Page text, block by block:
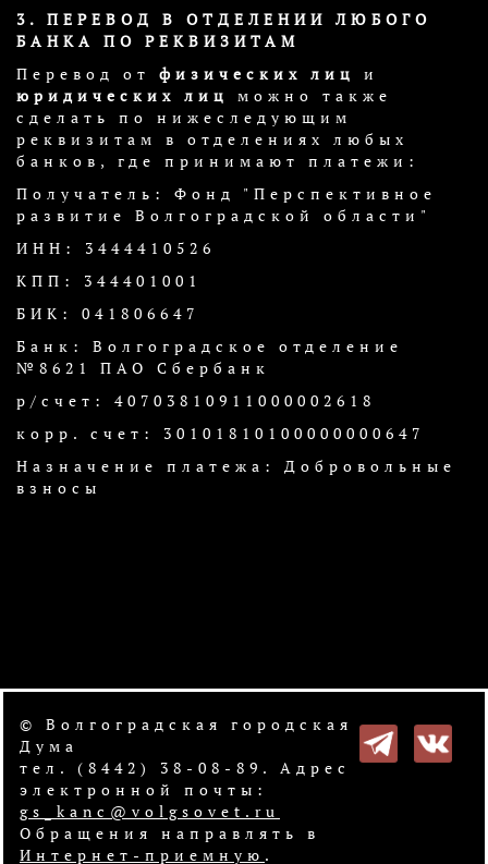
3. ПЕРЕВОД В ОТДЕЛЕНИИ ЛЮБОГО
БАНКА ПО РЕКВИЗИТАМ
Перевод от физических лиц и
юридических лиц можно также
сделать по нижеследующим
реквизитам в отделениях любых
банков, где принимают платежи:
Получатель: Фонд "Перспективное
развитие Волгоградской области"
ИНН: 3444410526
КПП: 344401001
БИК: 041806647
Банк: Волгоградское отделение
№8621 ПАО Сбербанк
р/счет: 40703810911000002618
корр. счет: 30101810100000000647
Назначение платежа: Добровольные
взносы
© Волгоградская городская
Дума
тел. (8442) 38-08-89. Адрес
электронной почты:
gs_kanc@volgsovet.ru
Обращения направлять в
Интернет-приемную .